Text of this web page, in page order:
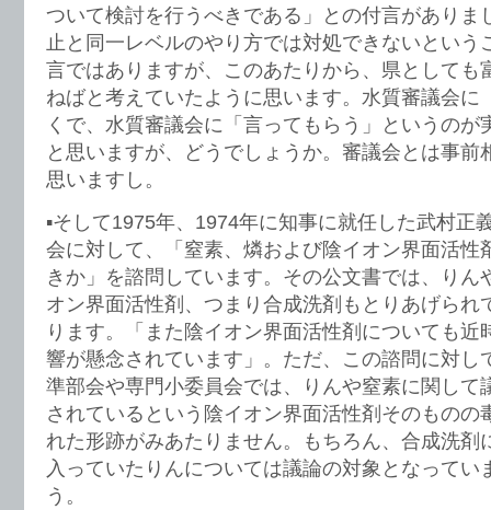
ついて検討を行うべきである」との付言がありま
止と同一レベルのやり方では対処できないという
言ではありますが、このあたりから、県としても
ねばと考えていたように思います。水質審議会に
くで、水質審議会に「言ってもらう」というのが
と思いますが、どうでしょうか。審議会とは事前
思いますし。
▪️そして1975年、1974年に知事に就任した武村正
会に対して、「窒素、燐および陰イオン界面活性
きか」を諮問しています。その公文書では、りん
オン界面活性剤、つまり合成洗剤もとりあげられ
ります。「また陰イオン界面活性剤についても近
響が懸念されています」。ただ、この諮問に対し
準部会や専門小委員会では、りんや窒素に関して
されているという陰イオン界面活性剤そのものの
れた形跡がみあたりません。もちろん、合成洗剤
入っていたりんについては議論の対象となってい
う。